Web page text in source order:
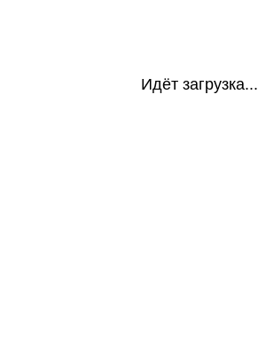
Идёт загрузка...